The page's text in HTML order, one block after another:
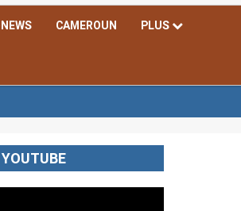
CAMEROUN PLUS